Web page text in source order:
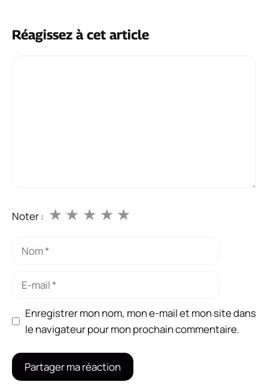
Réagissez à cet article
Noter : ★
★
★
★
★
Nom
Enregistrer mon nom, mon e-mail et mon site dans
le navigateur pour mon prochain commentaire.